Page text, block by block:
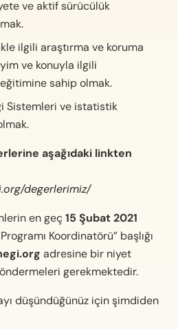
ve aktif sürücülük
ilgili araştırma ve koruma
ve konuyla ilgili
sahip olmak.
Sistemleri ve istatistik
aşağıdaki linkten
degerlerimiz/
en geç15 Şubat 2021
Koordinatörü” başlığı
adresine bir niyet
gerekmektedir.
düşündüğünüz için şimdiden